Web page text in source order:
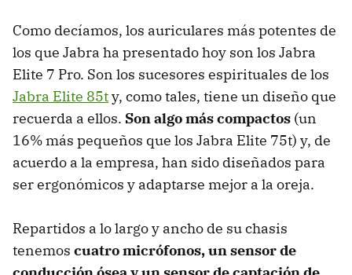
Como decíamos, los auriculares más potentes de
los que Jabra ha presentado hoy son los Jabra
Elite 7 Pro. Son los sucesores espirituales de los
Jabra Elite 85ty, como tales, tiene un diseño que
recuerda a ellos. Son algo más compactos (un
16% más pequeños que los Jabra Elite 75t) y, de
acuerdo a la empresa, han sido diseñados para
ser ergonómicos y adaptarse mejor a la oreja.
Repartidos a lo largo y ancho de su chasis
tenemos cuatro micrófonos, un sensor de